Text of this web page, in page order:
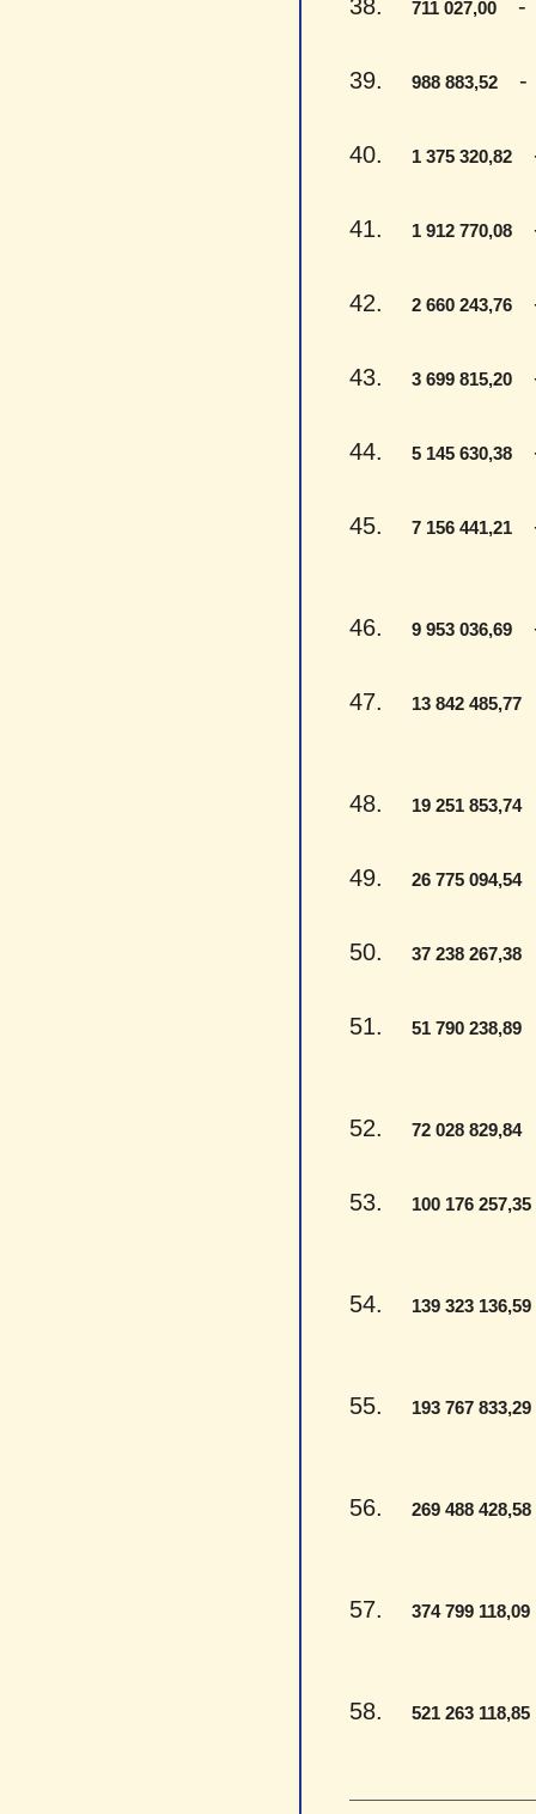
38. 711 027,00 -
39. 988 883,52 -
40. 1 375 320,82
41. 1 912 770,08
42. 2 660 243,76
43. 3 699 815,20
44. 5 145 630,38
45. 7 156 441,21
46. 9 953 036,69
47. 13 842 485,77
48. 19 251 853,74-
49. 26 775 094,54-
50. 37 238 267,38
51. 51 790 238,89
52. 72 028 829,84-
53. 100 176 257,35
54. 139 323 136,59
55. 193 767 833,29
56. 269 488 428,58
57. 374 799 118,09
58. 521 263 118,85